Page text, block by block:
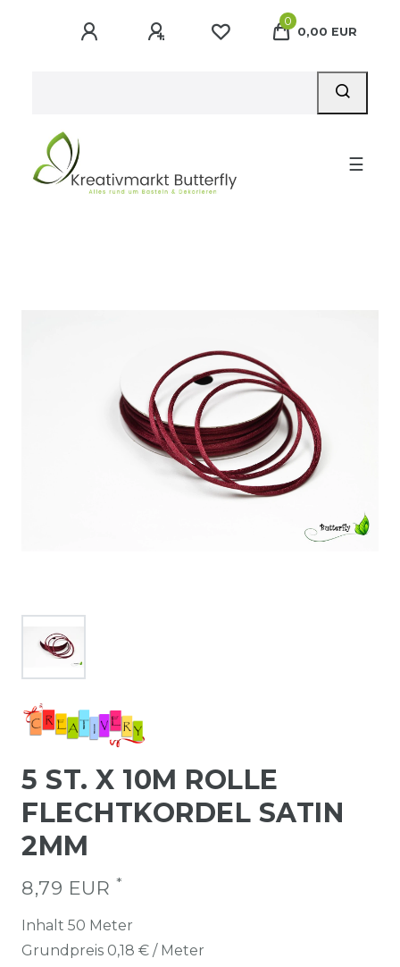
0
0,00 EUR
☰
5 ST. X 10M ROLLE
FLECHTKORDEL SATIN
2MM
8,79 EUR *
Inhalt 50 Meter
Grundpreis 0,18 € / Meter